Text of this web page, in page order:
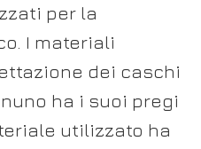
per la
I materiali
dei caschi
ha i suoi pregi
utilizzato ha